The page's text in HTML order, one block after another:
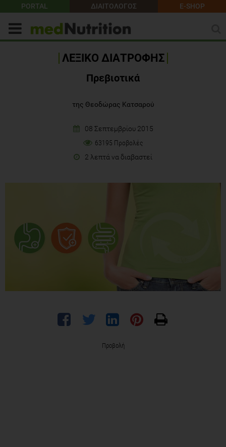
PORTAL ΔΙΑΙΤΟΛΟΓΟΣ E-SHOP
ΛΕΞΙΚΟ ΔΙΑΤΡΟΦΗΣ
Πρεβιοτικά
της Θεοδώρας Κατσαρού
08 Σεπτεμβρίου 2015
63195 Προβολές
2 λεπτά να διαβαστεί
Προβολή